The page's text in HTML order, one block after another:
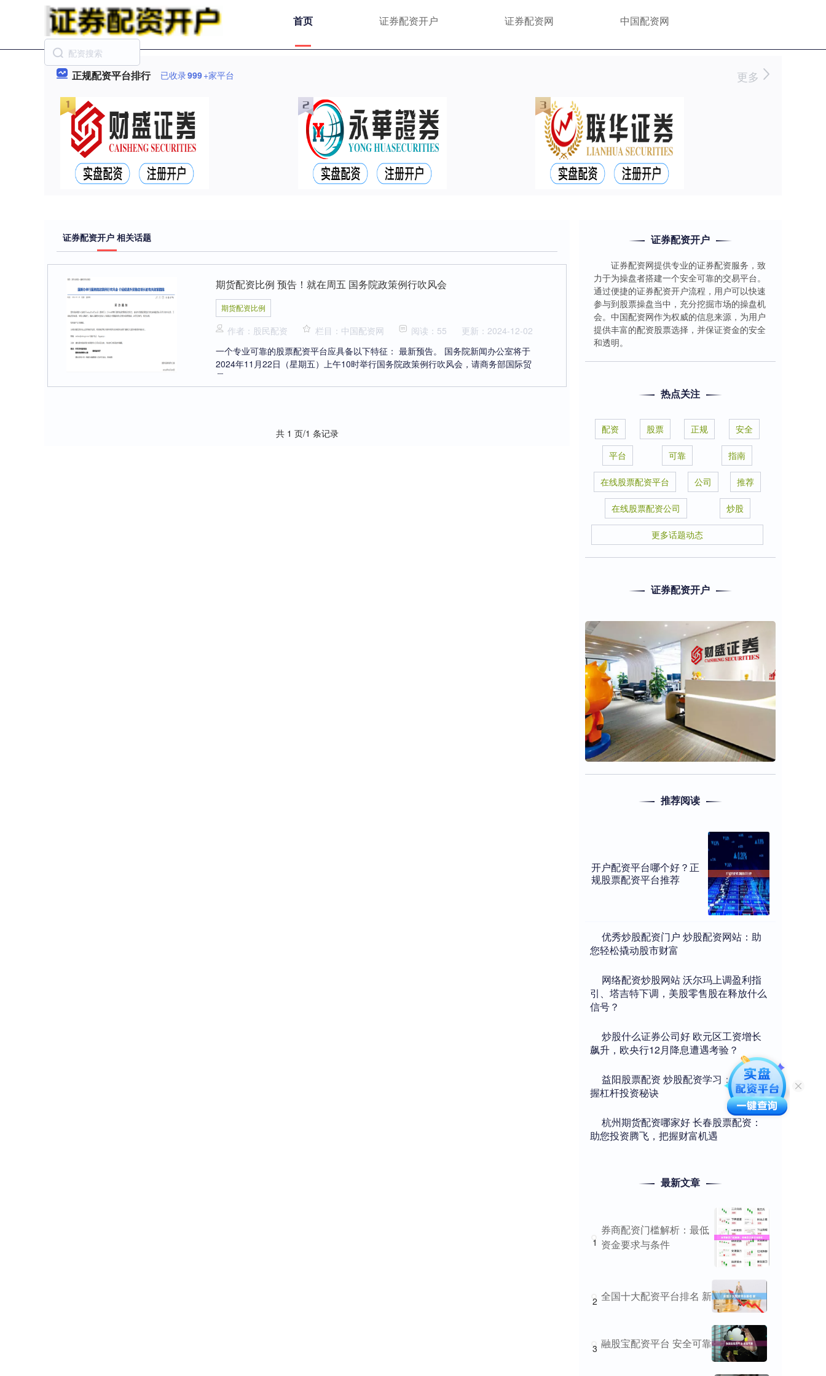
首页 证券配资开户 证券配资网 中国配资网
正规配资平台排行 已收录999+家平台 更多
证券配资开户 相关话题
期货配资比例 预告！就在周五 国务院政策例行吹风会
期货配资比例
作者：股民配资 栏目：中国配资网 阅读：55
更新：2024-12-02
一个专业可靠的股票配资平台应具备以下特征： 最新预告。 国务院新闻办公室将于
2024年11月22日（星期五）上午10时举行国务院政策例行吹风会，请商务部国际贸
易....
共 1 页/1 条记录
证券配资开户
证券配资网提供专业的证券配资服务，致
力于为操盘者搭建一个安全可靠的交易平台。
通过便捷的证券配资开户流程，用户可以快速
参与到股票操盘当中，充分挖掘市场的操盘机
会。中国配资网作为权威的信息来源，为用户
提供丰富的配资股票选择，并保证资金的安全
和透明。
热点关注
配资 股票 正规 安全
平台 可靠 指南
在线股票配资平台 公司 推荐
在线股票配资公司 炒股
更多话题动态
证券配资开户
推荐阅读
开户配资平台哪个好？正
规股票配资平台推荐
​优秀炒股配资门户 炒股配资网站：助
您轻松撬动股市财富
​网络配资炒股网站 沃尔玛上调盈利指
引、塔吉特下调，美股零售股在释放什么
信号？
​炒股什么证券公司好 欧元区工资增长
飙升，欧央行12月降息遭遇考验？
​益阳股票配资 炒股配资学习：快速掌
握杠杆投资秘诀
​杭州期货配资哪家好 长春股票配资：
助您投资腾飞，把握财富机遇
最新文章
1
券商配资门槛解析：最低
资金要求与条件
2 全国十大配资平台排名 新
3 融股宝配资平台 安全可靠